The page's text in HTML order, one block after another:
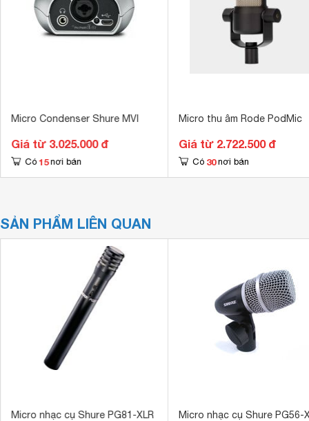
Micro Condenser Shure MVI
Giá từ 3.025.000 đ
Có 15 nơi bán
Micro thu âm Rode PodMic
Giá từ 2.722.500 đ
Có 30 nơi bán
SẢN PHẨM LIÊN QUAN
Micro nhạc cụ Shure PG81-XLR
Micro nhạc cụ Shure PG56-